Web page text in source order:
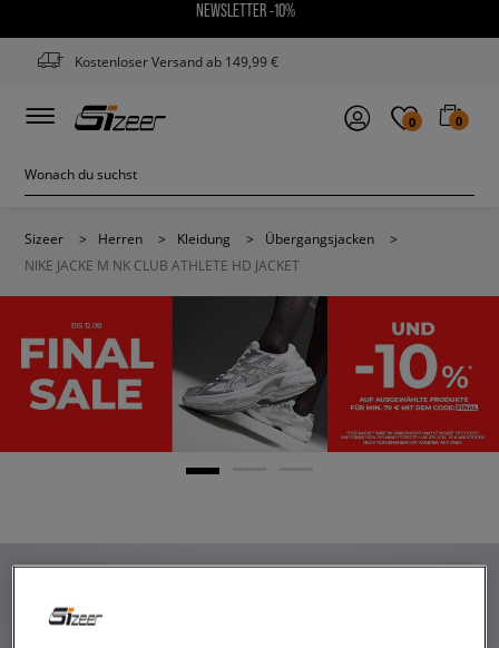
NEWSLETTER -10%
Kostenloser Versand ab 149,99 €
0 0
Sizeer > Herren > Kleidung > Übergangsjacken
>
NIKE JACKE M NK CLUB ATHLETE HD JACKET